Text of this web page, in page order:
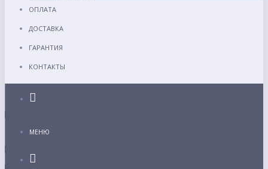
ОПЛАТА
ДОСТАВКА
ГАРАНТИЯ
КОНТАКТЫ
МЕНЮ